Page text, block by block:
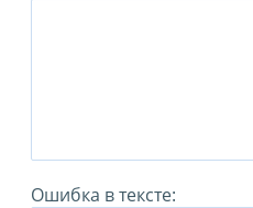
Ошибка в тексте: